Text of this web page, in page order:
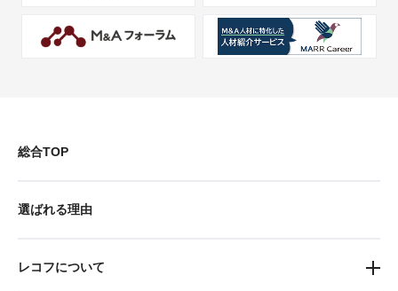
総合TOP
選ばれる理由
レコフについて